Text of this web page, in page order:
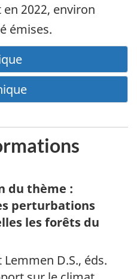
2022, environ
émises.
du thème :
perturbations
les forêts du
Lemmen D.S., éds.
de la note de bas de